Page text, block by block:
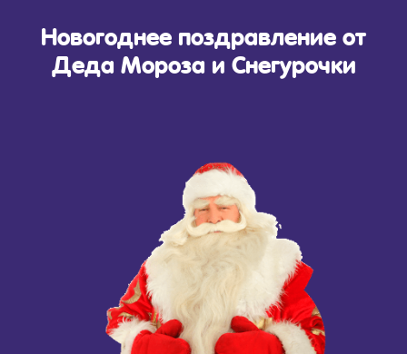
Новогоднее поздравление от
Деда Мороза и Снегурочки